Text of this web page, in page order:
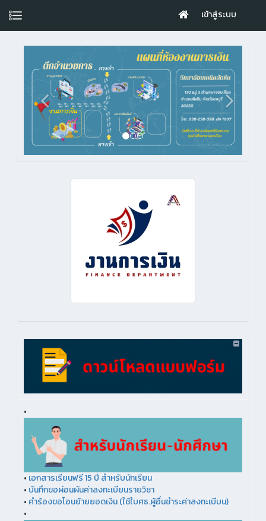
เข้าสู่ระบบ
•
• เอกสารเรียนฟรี 15 ปี สำหรับนักเรียน
• บันทึกขอผ่อนผันค่าลงทะเบียนรายวิชา
• คำร้องขอโอนย้ายยอดเงิน (ใช้ใบศธ.ผู้อื่นชำระค่าลงทะเบีบน)
•